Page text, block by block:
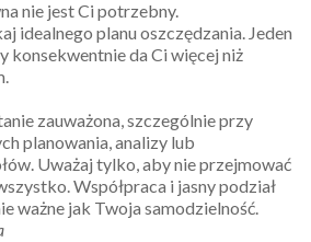
nie jest Ci potrzebny.
idealnego planu oszczędzania. Jeden
konsekwentnie da Ci więcej niż
zauważona, szczególnie przy
planowania, analizy lub
Uważaj tylko, aby nie przejmować
Współpraca i jasny podział
ważne jak Twoja samodzielność.